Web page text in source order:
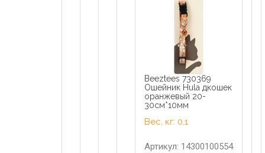
Beeztees 730369
Ошейник Hula дкошек
оранжевый 20-
30см*10мм
Вес, кг: 0,1
Артикул: 14300100554